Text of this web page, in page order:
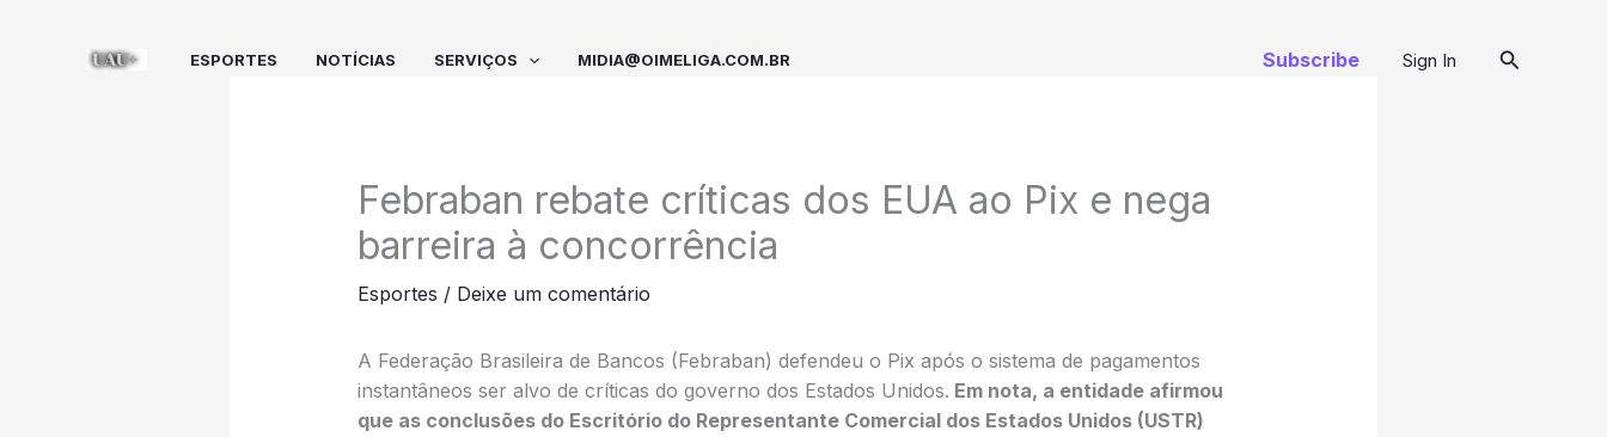
ESPORTES NOTÍCIAS SERVIÇOS MIDIA@OIMELIGA.COM.BR Subscribe Sign In Pesquisar
Febraban rebate críticas dos EUA ao Pix e nega
barreira à concorrência
Esportes / Deixe um comentário
A Federação Brasileira de Bancos (Febraban) defendeu o Pix após o sistema de pagamentos
instantâneos ser alvo de críticas do governo dos Estados Unidos. Em nota, a entidade afirmou
que as conclusões do Escritório do Representante Comercial dos Estados Unidos (USTR)